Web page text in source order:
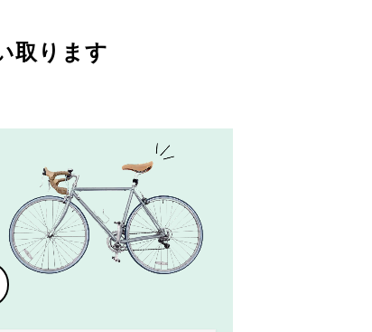
取ります